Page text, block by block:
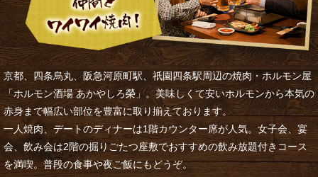
京都、四条烏丸、阪急河原町駅、祇園四条駅周辺の焼肉・ホルモン屋
「ホルモン酒場 あかやしろ榮」。美味しくて安いホルモンから本気の
赤身まで幅広い部位を豊富に取り揃えております。
一人焼肉、デートのディナーは1階カウンター席が人気。女子会、宴
会、飲み会は2階の掘りごたつ座敷でおすすめの飲み放題付きコース
を満喫。普段の食事や夜ご飯にもどうぞ。